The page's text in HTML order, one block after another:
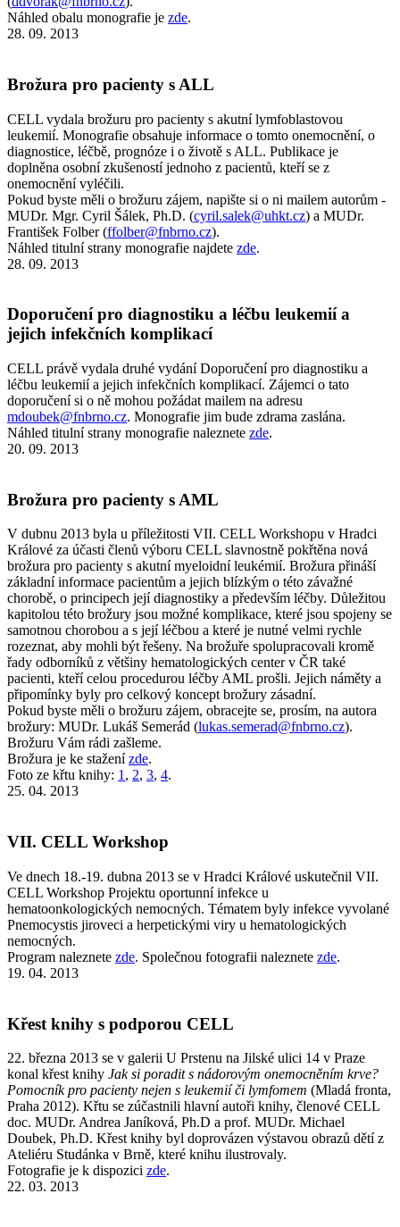
Náhled obalu monografie je zde.
28. 09. 2013
Brožura pro pacienty s ALL
CELL vydala brožuru pro pacienty s akutní lymfoblastovou
leukemií. Monografie obsahuje informace o tomto onemocnění, o
diagnostice, léčbě, prognóze i o životě s ALL. Publikace je
doplněna osobní zkušeností jednoho z pacientů, kteří se z
onemocnění vyléčili.
Pokud byste měli o brožuru zájem, napište si o ni mailem autorům -
MUDr. Mgr. Cyril Šálek, Ph.D. (cyril.salek@uhkt.cz) a MUDr.
František Folber (ffolber@fnbrno.cz).
Náhled titulní strany monografie najdete zde.
28. 09. 2013
Doporučení pro diagnostiku a léčbu leukemií a
jejich infekčních komplikací
CELL právě vydala druhé vydání Doporučení pro diagnostiku a
léčbu leukemií a jejich infekčních komplikací. Zájemci o tato
doporučení si o ně mohou požádat mailem na adresu
mdoubek@fnbrno.cz. Monografie jim bude zdrama zaslána.
Náhled titulní strany monografie naleznete zde.
20. 09. 2013
Brožura pro pacienty s AML
V dubnu 2013 byla u příležitosti VII. CELL Workshopu v Hradci
Králové za účasti členů výboru CELL slavnostně pokřtěna nová
brožura pro pacienty s akutní myeloidní leukémií. Brožura přináší
základní informace pacientům a jejich blízkým o této závažné
chorobě, o principech její diagnostiky a především léčby. Důležitou
kapitolou této brožury jsou možné komplikace, které jsou spojeny se
samotnou chorobou a s její léčbou a které je nutné velmi rychle
rozeznat, aby mohli být řešeny. Na brožuře spolupracovali kromě
řady odborníků z většiny hematologických center v ČR také
pacienti, kteří celou procedurou léčby AML prošli. Jejich náměty a
připomínky byly pro celkový koncept brožury zásadní.
Pokud byste měli o brožuru zájem, obracejte se, prosím, na autora
brožury: MUDr. Lukáš Semerád (lukas.semerad@fnbrno.cz).
Brožuru Vám rádi zašleme.
Brožura je ke stažení zde.
Foto ze křtu knihy: 1, 2, 3, 4.
25. 04. 2013
VII. CELL Workshop
Ve dnech 18.-19. dubna 2013 se v Hradci Králové uskutečnil VII.
CELL Workshop Projektu oportunní infekce u
hematoonkologických nemocných. Tématem byly infekce vyvolané
Pnemocystis jiroveci a herpetickými viry u hematologických
nemocných.
Program naleznete zde. Společnou fotografii naleznete zde.
19. 04. 2013
Křest knihy s podporou CELL
22. března 2013 se v galerii U Prstenu na Jilské ulici 14 v Praze
konal křest knihy Jak si poradit s nádorovým onemocněním krve?
Pomocník pro pacienty nejen s leukemií či lymfomem (Mladá fronta,
Praha 2012). Křtu se zúčastnili hlavní autoři knihy, členové CELL
doc. MUDr. Andrea Janíková, Ph.D a prof. MUDr. Michael
Doubek, Ph.D. Křest knihy byl doprovázen výstavou obrazů dětí z
Ateliéru Studánka v Brně, které knihu ilustrovaly.
Fotografie je k dispozici zde.
22. 03. 2013